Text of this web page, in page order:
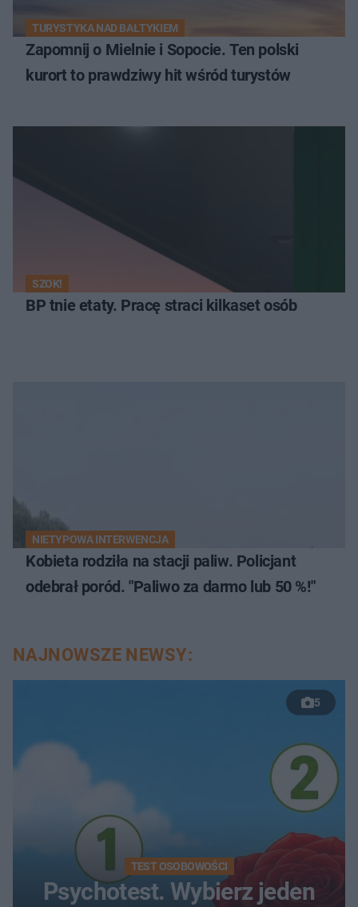
TURYSTYKA NAD BAŁTYKIEM
Zapomnij o Mielnie i Sopocie. Ten polski
kurort to prawdziwy hit wśród turystów
SZOK!
BP tnie etaty. Pracę straci kilkaset osób
NIETYPOWA INTERWENCJA
Kobieta rodziła na stacji paliw. Policjant
odebrał poród. "Paliwo za darmo lub 50 %!"
NAJNOWSZE NEWSY:
5
TEST OSOBOWOŚCI
Psychotest. Wybierz jeden